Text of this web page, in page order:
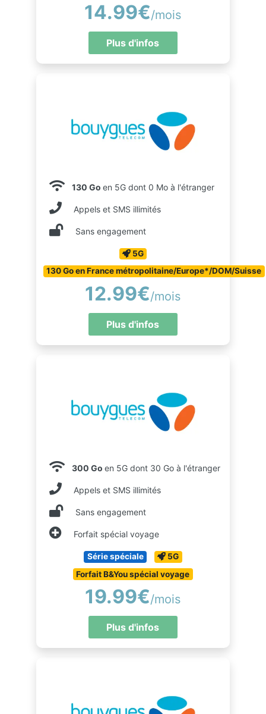
14.99€/mois
Plus d'infos
130 Go en 5G dont 0 Mo à l'étranger
Appels et SMS illimités
Sans engagement
5G
130 Go en France métropolitaine/Europe*/DOM/Suisse
12.99€/mois
Plus d'infos
300 Go en 5G dont 30 Go à l'étranger
Appels et SMS illimités
Sans engagement
Forfait spécial voyage
Série spéciale
5G
Forfait B&You spécial voyage
19.99€/mois
Plus d'infos